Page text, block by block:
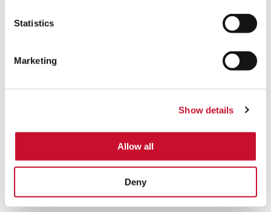
Statistics
Marketing
Show details
Allow all
Deny